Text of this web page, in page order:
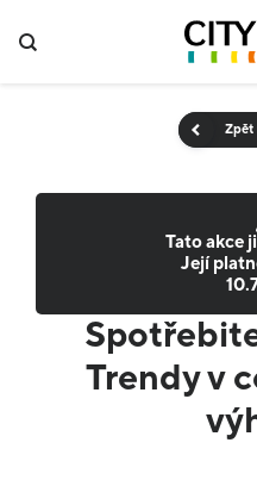
Zpět
Tato akce
Její
Trendy v